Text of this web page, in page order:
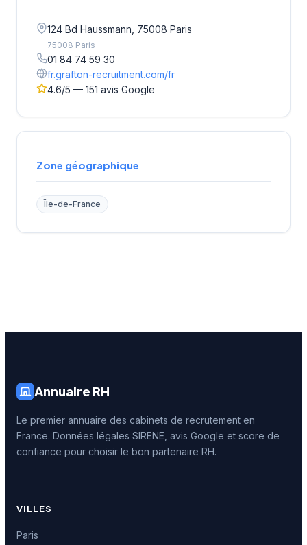
124 Bd Haussmann, 75008 Paris
75008 Paris
01 84 74 59 30
fr.grafton-recruitment.com/fr
4.6/5 — 151 avis Google
Zone géographique
Île-de-France
Annuaire RH
Le premier annuaire des cabinets de recrutement en
France. Données légales SIRENE, avis Google et score de
confiance pour choisir le bon partenaire RH.
VILLES
Paris